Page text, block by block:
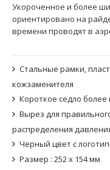
Укороченное и более
ориентировано на
времени проводят в
Стальные рамки,
кожзаменителя
Короткое седло
Вырез для
распределения
Черный цвет с
Размер : 252 x 154 мм